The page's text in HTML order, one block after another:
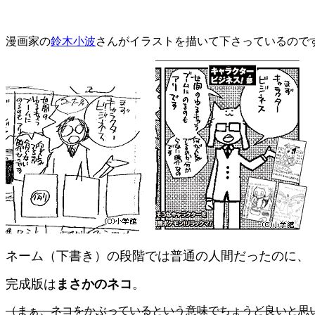
漫画家の鈴木小波さんがイラストを描いて下さっているので
ネーム（下書き）の段階では普通の人間だったのに、
完成版は まさかのネコ。
（まぁ、ネコをかぶっているという意味でちょうど良いと思